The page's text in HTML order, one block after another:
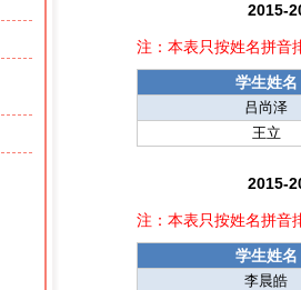
2015-
注：本表只按姓名拼音
学生姓名
吕尚泽
王立
2015-
注：本表只按姓名拼音
学生姓名
李晨皓